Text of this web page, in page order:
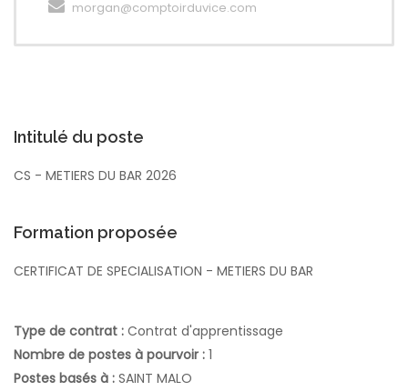
morgan@comptoirduvice.com
Intitulé du poste
CS - METIERS DU BAR 2026
Formation proposée
CERTIFICAT DE SPECIALISATION - METIERS DU BAR
Type de contrat : Contrat d'apprentissage
Nombre de postes à pourvoir : 1
Postes basés à : SAINT MALO